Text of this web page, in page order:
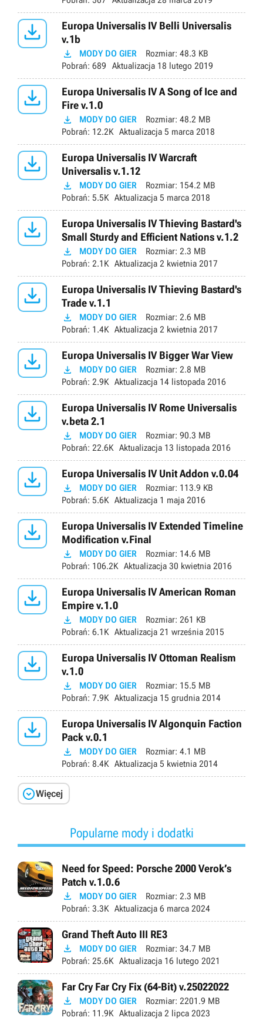

Europa Universalis IV Belli Universalis
v.1b
 MODY DO GIER Rozmiar: 48.3 KB
Pobrań: 689 Aktualizacja 18 lutego 2019

Europa Universalis IV A Song of Ice and
Fire v.1.0
 MODY DO GIER Rozmiar: 48.2 MB
Pobrań: 12.2K Aktualizacja 5 marca 2018

Europa Universalis IV Warcraft
Universalis v.1.12
 MODY DO GIER Rozmiar: 154.2 MB
Pobrań: 5.5K Aktualizacja 5 marca 2018

Europa Universalis IV Thieving Bastard's
Small Sturdy and Efficient Nations v.1.2
 MODY DO GIER Rozmiar: 2.3 MB
Pobrań: 2.1K Aktualizacja 2 kwietnia 2017

Europa Universalis IV Thieving Bastard's
Trade v.1.1
 MODY DO GIER Rozmiar: 2.6 MB
Pobrań: 1.4K Aktualizacja 2 kwietnia 2017
 Europa Universalis IV Bigger War View
 MODY DO GIER Rozmiar: 2.8 MB
Pobrań: 2.9K Aktualizacja 14 listopada 2016

Europa Universalis IV Rome Universalis
v.beta 2.1
 MODY DO GIER Rozmiar: 90.3 MB
Pobrań: 22.6K Aktualizacja 13 listopada 2016
 Europa Universalis IV Unit Addon v.0.04
 MODY DO GIER Rozmiar: 113.9 KB
Pobrań: 5.6K Aktualizacja 1 maja 2016

Europa Universalis IV Extended Timeline
Modification v.Final
 MODY DO GIER Rozmiar: 14.6 MB
Pobrań: 106.2K Aktualizacja 30 kwietnia 2016

Europa Universalis IV American Roman
Empire v.1.0
 MODY DO GIER Rozmiar: 261 KB
Pobrań: 6.1K Aktualizacja 21 września 2015

Europa Universalis IV Ottoman Realism
v.1.0
 MODY DO GIER Rozmiar: 15.5 MB
Pobrań: 7.9K Aktualizacja 15 grudnia 2014

Europa Universalis IV Algonquin Faction
Pack v.0.1
 MODY DO GIER Rozmiar: 4.1 MB
Pobrań: 8.4K Aktualizacja 5 kwietnia 2014
Więcej
Popularne mody i dodatki
Need for Speed: Porsche 2000 Verok’s
Patch v.1.0.6
 MODY DO GIER Rozmiar: 2.3 MB
Pobrań: 3.3K Aktualizacja 6 marca 2024
Grand Theft Auto III RE3
 MODY DO GIER Rozmiar: 34.7 MB
Pobrań: 25.6K Aktualizacja 16 lutego 2021
Far Cry Far Cry Fix (64-Bit) v.25022022
 MODY DO GIER Rozmiar: 2201.9 MB
Pobrań: 11.9K Aktualizacja 2 lipca 2023